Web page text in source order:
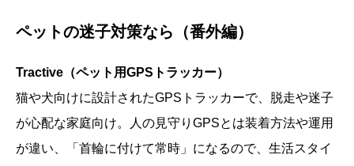
ペットの迷子対策なら（番外編）
Tractive（ペット用GPSトラッカー）
猫や犬向けに設計されたGPSトラッカーで、脱走や迷子
が心配な家庭向け。人の見守りGPSとは装着方法や運用
が違い、「首輪に付けて常時」になるので、生活スタイ